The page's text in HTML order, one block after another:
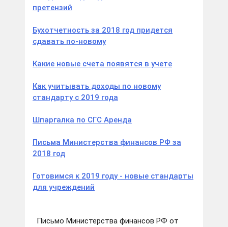
претензий
Бухотчетность за 2018 год придется
сдавать по-новому
Какие новые счета появятся в учете
Как учитывать доходы по новому
стандарту с 2019 года
Шпаргалка по СГС Аренда
Письма Министерства финансов РФ за
2018 год
Готовимся к 2019 году - новые стандарты
для учреждений
Письмо Министерства финансов РФ от